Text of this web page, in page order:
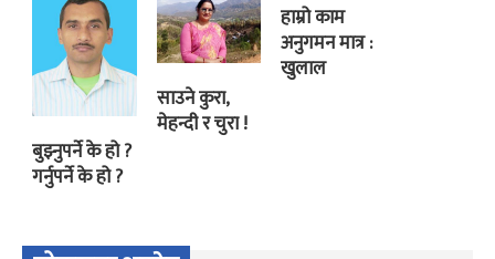
बुझ्नुपर्ने के हो ?
गर्नुपर्ने के हो ?
साउने कुरा,
मेहन्दी र चुरा !
हाम्रो काम
अनुगमन मात्र :
खुलाल